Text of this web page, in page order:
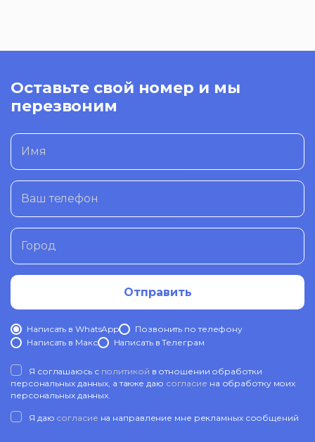
Оставьте свой номер и мы
перезвоним
Имя
Ваш телефон
Город
Отправить
Написать в WhatsApp
Позвонить по телефону
Написать в Mакс
Написать в Телеграм
Я соглашаюсь с политикой в отношении обработки
персональных данных, а также даю согласие на обработку моих
персональных данных.
Я даю согласие на направление мне рекламных сообщений